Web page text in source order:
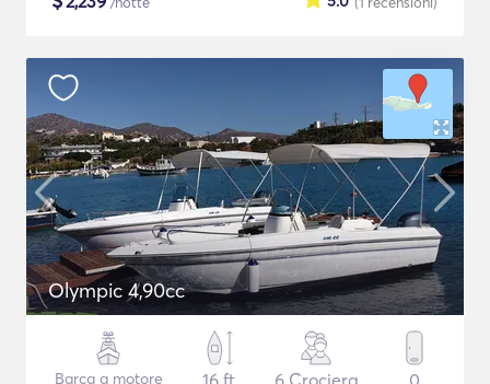
Olympic 4,90cc
Barca a motore
16 ft
6 Crociera 0